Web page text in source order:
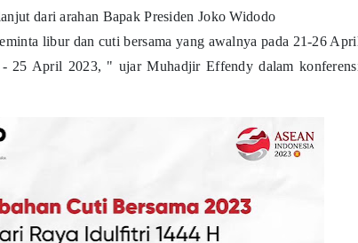
dari arahan Bapak Presiden Joko Widodo
libur dan cuti bersama yang awalnya pada 21-26
25 April 2023, " ujar Muhadjir Effendy dalam